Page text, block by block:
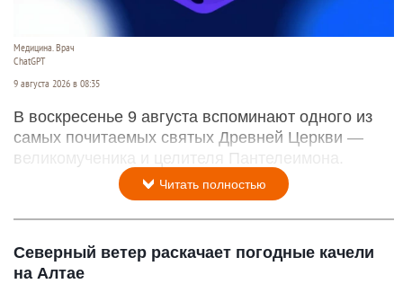
Медицина. Врач
ChatGPT
9 августа 2026 в 08:35
В воскресенье 9 августа вспоминают одного из
самых почитаемых святых Древней Церкви —
великомученика и целителя Пантелеимона.
Читать полностью
Северный ветер раскачает погодные качели
на Алтае